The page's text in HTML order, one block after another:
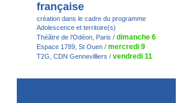
française
création dans le cadre du programme
Adolescence et territoire(s)
Théâtre de l’Odéon, Paris / dimanche 6
Espace 1789, St Ouen / mercredi 9
T2G, CDN Gennevilliers / vendredi 11